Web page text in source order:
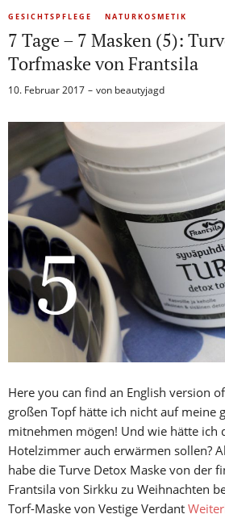
GESICHTSPFLEGE NATURKOSMETIK
7 Tage – 7 Masken (5):
Torfmaske von Frantsila
10. Februar 2017 von beautyjagd
Here you can find an English version
großen Topf hätte ich nicht auf meine
mitnehmen mögen! Und wie hätte ich
Hotelzimmer auch erwärmen sollen?
habe die Turve Detox Maske von der
Frantsila von Sirkku zu Weihnachten
Torf-Maske von Vestige Verdant